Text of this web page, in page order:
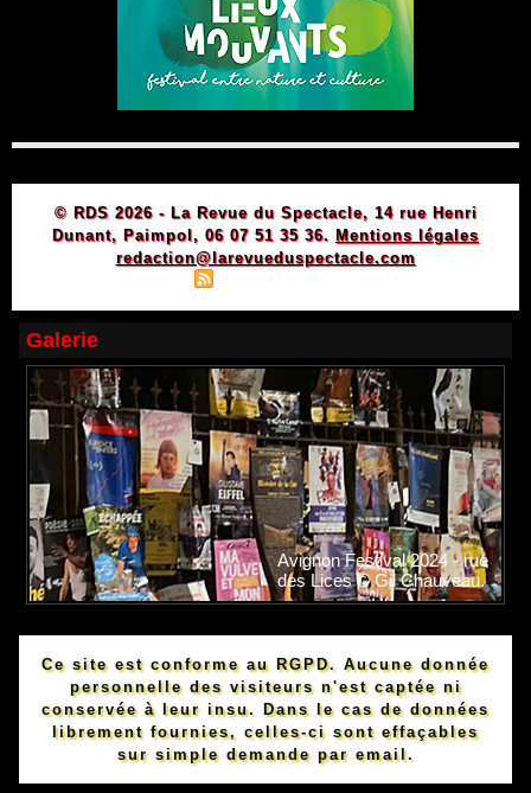
© RDS 2026 - La Revue du Spectacle, 14 rue Henri
Dunant, Paimpol, 06 07 51 35 36. Mentions légales
redaction@larevueduspectacle.com
Galerie
Avignon Festival 2024 - rue
des Lices © Gil Chauveau.
Ce site est conforme au RGPD. Aucune donnée
personnelle des visiteurs n'est captée ni
conservée à leur insu. Dans le cas de données
librement fournies, celles-ci sont effaçables
sur simple demande par email.